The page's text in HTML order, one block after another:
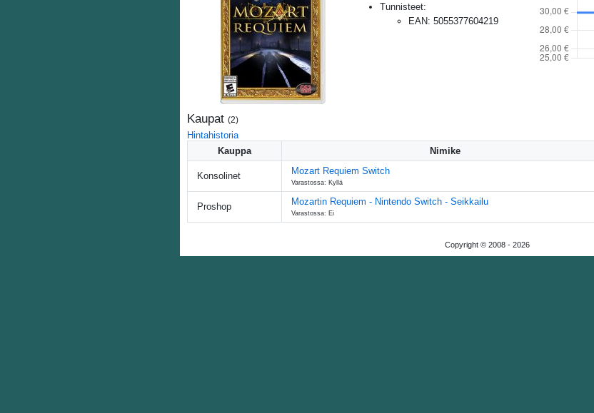
Tunnisteet:
EAN: 5055377604219
Kaupat (2)
Hintahistoria
Kauppa
Nimike
Konsolinet Mozart Requiem Switch
Varastossa: Kyllä
Proshop Mozartin Requiem - Nintendo Switch - Seikkailu
Varastossa: Ei
Copyright © 2008 - 2026